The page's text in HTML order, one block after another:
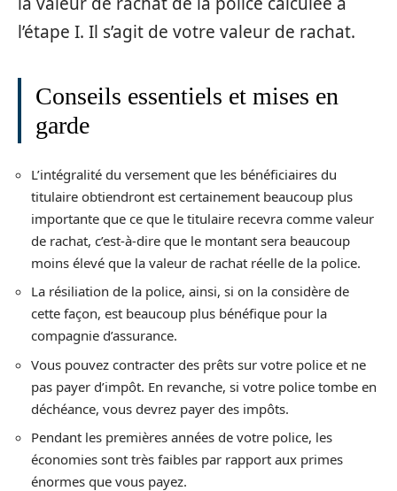
l’étape I. Il s’agit de votre valeur de rachat.
Conseils essentiels et mises en
garde
L’intégralité du versement que les bénéficiaires du
titulaire obtiendront est certainement beaucoup plus
importante que ce que le titulaire recevra comme valeur
de rachat, c’est-à-dire que le montant sera beaucoup
moins élevé que la valeur de rachat réelle de la police.
La résiliation de la police, ainsi, si on la considère de
cette façon, est beaucoup plus bénéfique pour la
compagnie d’assurance.
Vous pouvez contracter des prêts sur votre police et ne
pas payer d’impôt. En revanche, si votre police tombe en
déchéance, vous devrez payer des impôts.
Pendant les premières années de votre police, les
économies sont très faibles par rapport aux primes
énormes que vous payez.